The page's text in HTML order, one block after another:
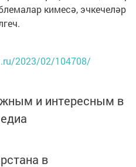
кимесә, эчкечеләр
2023/02/104708/
и интересным в
в